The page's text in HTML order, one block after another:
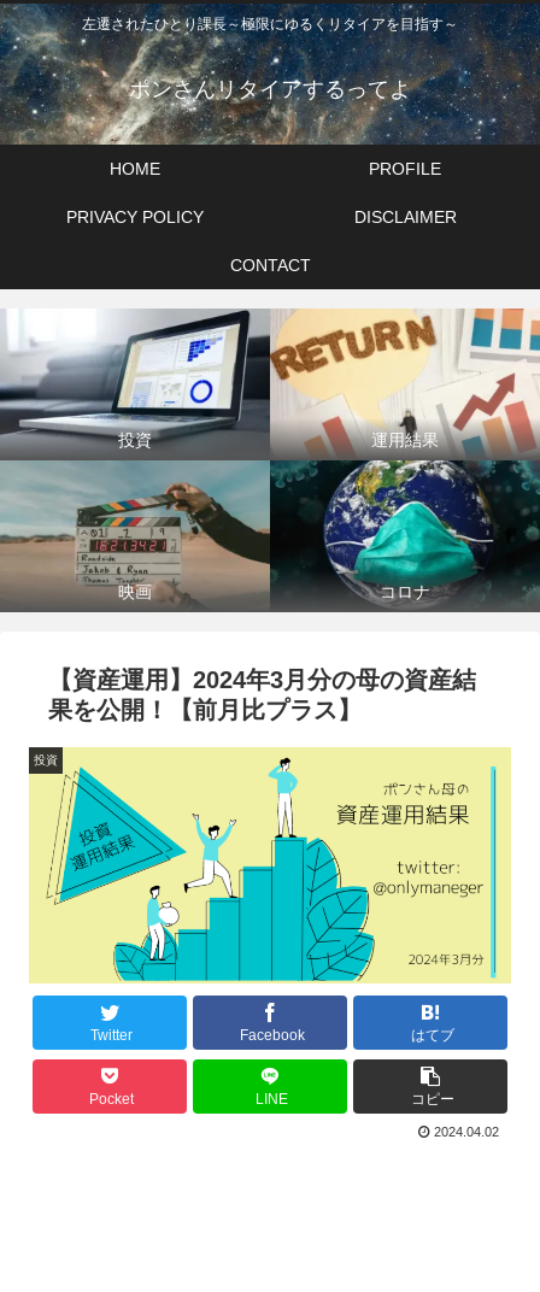
左遷されたひとり課長～極限にゆるくリタイアを目指す～
ポンさんリタイアするってよ
HOME PROFILE
PRIVACY POLICY DISCLAIMER
CONTACT
投資 運用結果
映画 コロナ
【資産運用】2024年3月分の母の資産結
果を公開！【前月比プラス】
投資
Twitter Facebook はてブ
Pocket LINE コピー
2024.04.02